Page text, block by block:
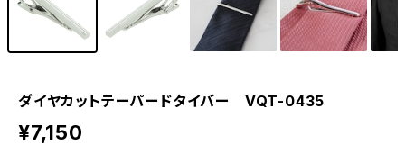
ダイヤカットテーパードタイバー VQT-0435
¥7,150